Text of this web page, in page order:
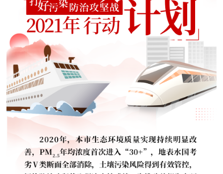
政务服务
个人服务 法人服务 部门服务
便民服务 投资项目
中介服务 阳光政务
政民互动
12345网上接诉即办 我要咨询 我要建议
参与调查 在线访谈 图说互动